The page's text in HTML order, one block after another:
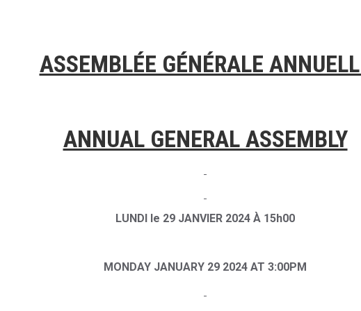
ASSEMBLÉE GÉNÉRALE
ANNUAL GENERAL ASSEMBLY
LUNDI le 29 JANVIER 2024 À 15h00
MONDAY JANUARY 29 2024 AT 3:00PM